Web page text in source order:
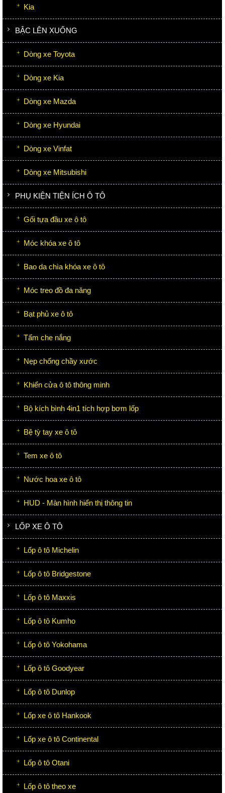
Kia
BẬC LÊN XUỐNG
Dòng xe Toyota
Dòng xe Kia
Dòng xe Mazda
Dòng xe Hyundai
Dòng xe Vinfat
Dòng xe Mitsubishi
PHỤ KIỆN TIỆN ÍCH Ô TÔ
Gối tựa đầu xe ô tô
Móc khóa xe ô tô
Bao da chìa khóa xe ô tô
Móc treo đồ đa năng
Bạt phủ xe ô tô
Tấm che nắng
Nẹp chống chầy xước
Khiển cửa ô tô thông minh
Bộ kích bình 4in1 tích hợp bơm lốp
Bệ tỳ tay xe ô tô
Tem xe ô tô
Nước hoa xe ô tô
HUD - Màn hình hiển thị thông tin
LỐP XE Ô TÔ
Lốp ô tô Michelin
Lốp ô tô Bridgestone
Lốp ô tô Maxxis
Lốp ô tô Kumho
Lốp ô tô Yokohama
Lốp ô tô Goodyear
Lốp ô tô Dunlop
Lốp xe ô tô Hankook
Lốp xe ô tô Continental
Lốp ô tô Otani
Lốp ô tô theo xe